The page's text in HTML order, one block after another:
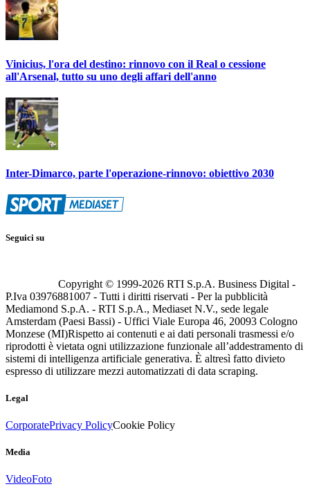
Vinicius, l'ora del destino: rinnovo con il Real o cessione
all'Arsenal, tutto su uno degli affari dell'anno
Inter-Dimarco, parte l'operazione-rinnovo: obiettivo 2030
Seguici su
Copyright © 1999-2026 RTI S.p.A. Business Digital -
P.Iva 03976881007 - Tutti i diritti riservati - Per la pubblicità
Mediamond S.p.A. - RTI S.p.A., Mediaset N.V., sede legale
Amsterdam (Paesi Bassi) - Uffici Viale Europa 46, 20093 Cologno
Monzese (MI)Rispetto ai contenuti e ai dati personali trasmessi e/o
riprodotti è vietata ogni utilizzazione funzionale all’addestramento di
sistemi di intelligenza artificiale generativa. È altresì fatto divieto
espresso di utilizzare mezzi automatizzati di data scraping.
Legal
CorporatePrivacy PolicyCookie Policy
Media
VideoFoto